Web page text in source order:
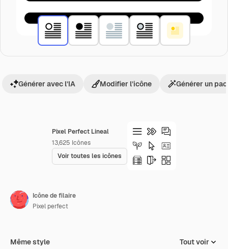
Pixel Perfect Lineal
13,625 Icônes
Voir toutes les icônes
Générer avec l’IA Modifier l’icône Générer un
Icône de filaire
Pixel perfect
Même style Tout voir